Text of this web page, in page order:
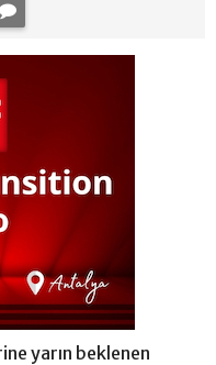
yarın beklenen